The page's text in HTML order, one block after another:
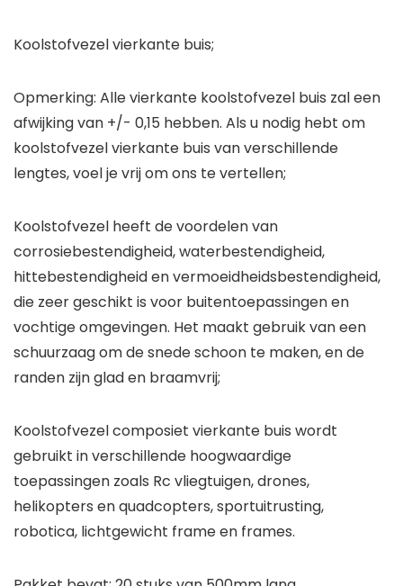
Koolstofvezel vierkante buis;
Opmerking: Alle vierkante koolstofvezel buis zal een
afwijking van +/- 0,15 hebben. Als u nodig hebt om
koolstofvezel vierkante buis van verschillende
lengtes, voel je vrij om ons te vertellen;
Koolstofvezel heeft de voordelen van
corrosiebestendigheid, waterbestendigheid,
hittebestendigheid en vermoeidheidsbestendigheid,
die zeer geschikt is voor buitentoepassingen en
vochtige omgevingen. Het maakt gebruik van een
schuurzaag om de snede schoon te maken, en de
randen zijn glad en braamvrij;
Koolstofvezel composiet vierkante buis wordt
gebruikt in verschillende hoogwaardige
toepassingen zoals Rc vliegtuigen, drones,
helikopters en quadcopters, sportuitrusting,
robotica, lichtgewicht frame en frames.